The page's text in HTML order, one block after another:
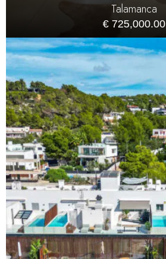
Talamanca
€ 725,000.00